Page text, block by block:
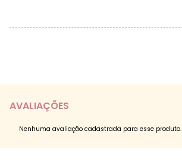
AVALIAÇÕES
Nenhuma avaliação cadastrada para esse produto.